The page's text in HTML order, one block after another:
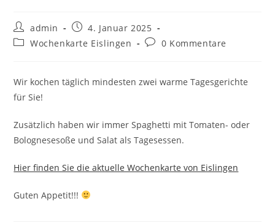
admin
4. Januar 2025
Wochenkarte Eislingen
0 Kommentare
Wir kochen täglich mindesten zwei warme Tagesgerichte
für Sie!
Zusätzlich haben wir immer Spaghetti mit Tomaten- oder
Bolognesesoße und Salat als Tagesessen.
Hier finden Sie die aktuelle Wochenkarte von Eislingen
Guten Appetit!!!